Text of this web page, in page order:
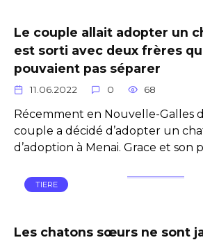
Le couple allait adopter un
est sorti avec deux frères
pouvaient pas séparer
11.06.2022 0 68
Récemment en Nouvelle-Galles
couple a décidé d’adopter un
d’adoption à Menai. Grace et son
TIERE
Les chatons sœurs ne sont